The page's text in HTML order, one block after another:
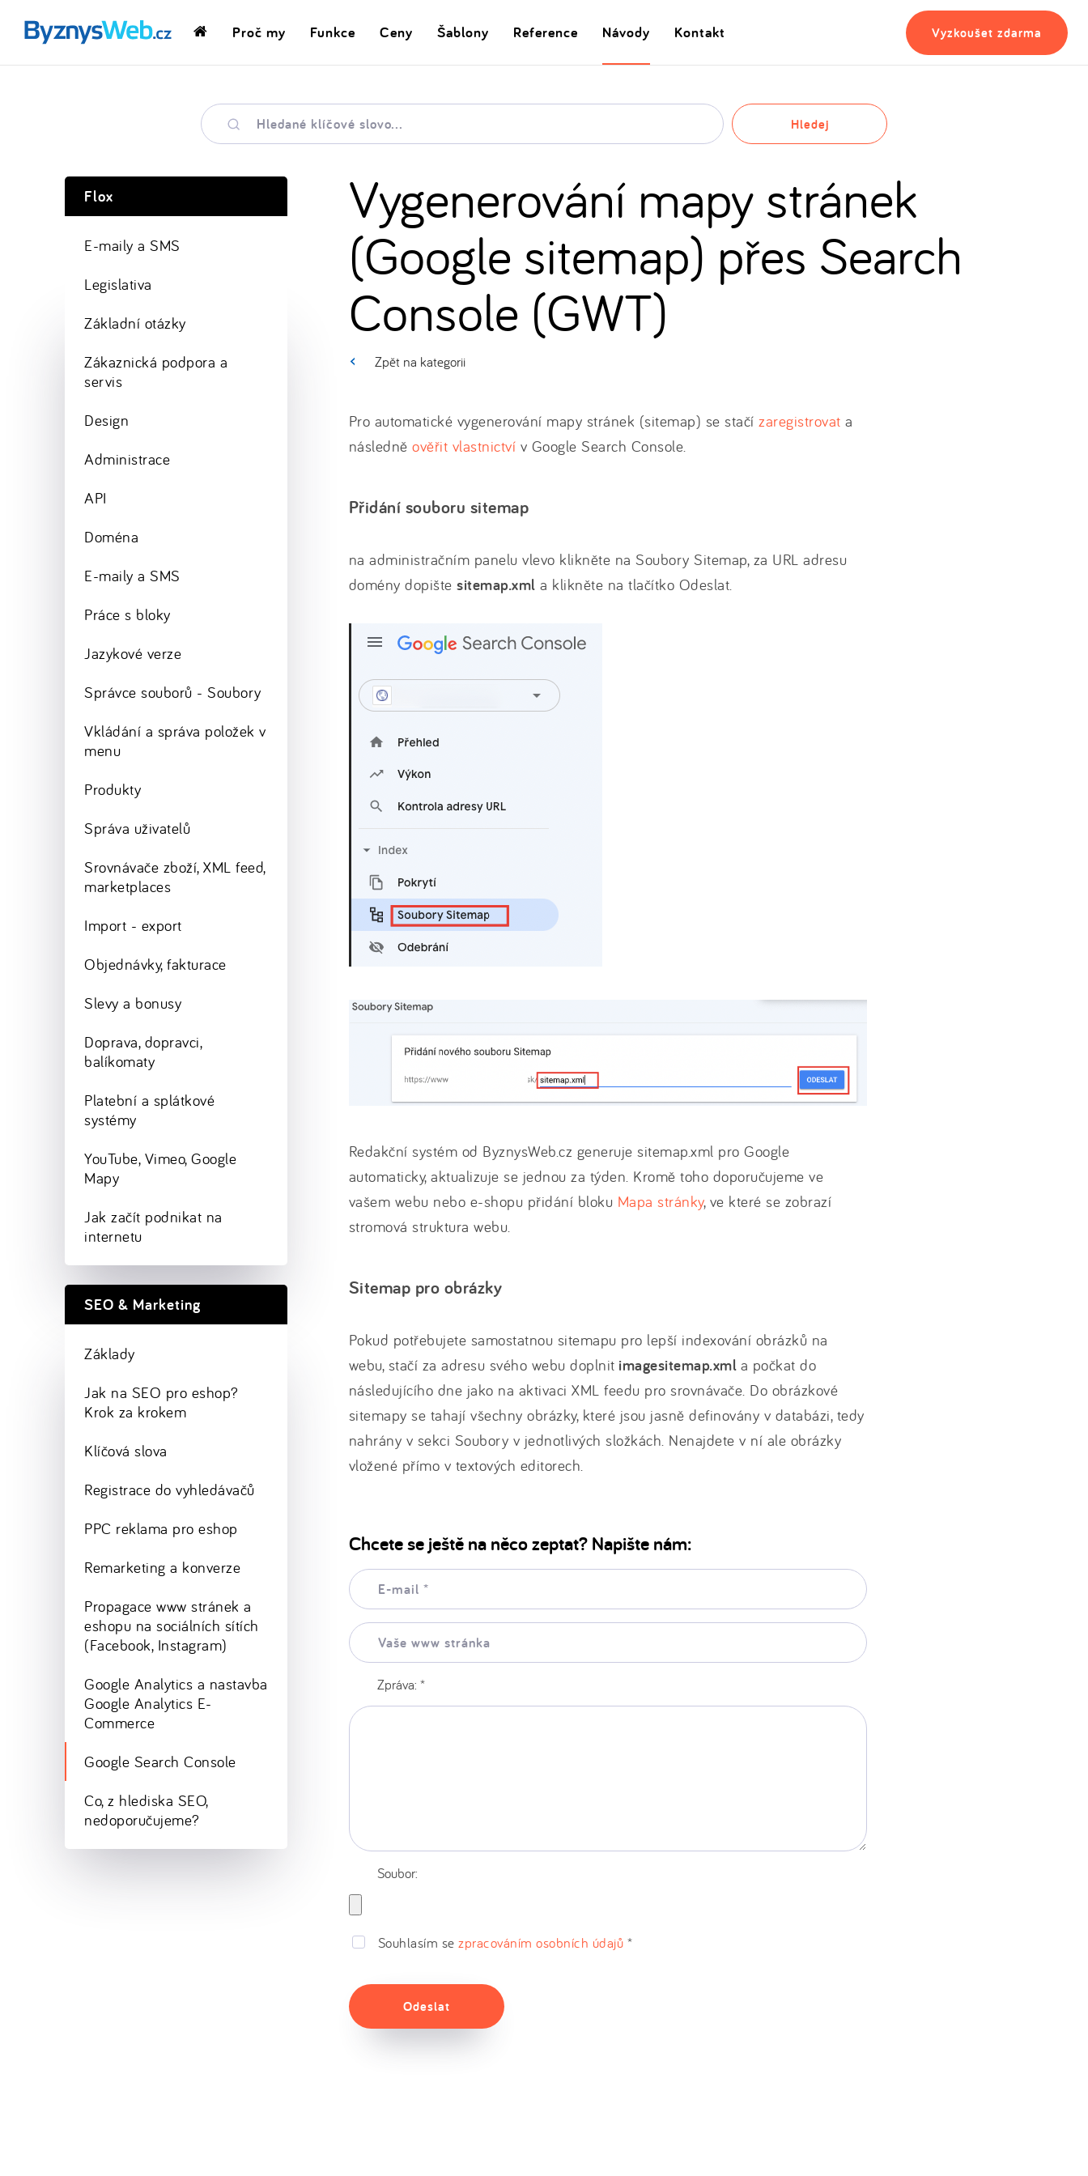
DomovskáProč my Funkce Ceny Šablony Reference Návody Kontakt Vyzkoušet zdarma
Hledané
klíčové
slovo
Hledej
Zpět na kategorii
Vygenerování mapy stránek
(Google sitemap) přes Search
Console (GWT)
Pro automatické vygenerování mapy stránek (sitemap) se stačízaregistrovat a
následněověřit vlastnictví v Google Search Console.
Přidání souboru sitemap
na administračním panelu vlevo klikněte na Soubory Sitemap, za URL adresu
domény dopištesitemap.xml a klikněte na tlačítko Odeslat.
Redakční systém od ByznysWeb.cz generuje sitemap.xml pro Google
automaticky, aktualizuje se jednou za týden. Kromě toho doporučujeme ve
vašem webu nebo e-shopu přidání bloku Mapa stránky, ve které se zobrazí
stromová struktura webu.
Sitemap pro obrázky
Pokud potřebujete samostatnou sitemapu pro lepší indexování obrázků na
webu, stačí za adresu svého webu doplnit imagesitemap.xml a počkat do
následujícího dne jako na aktivaci XML feedu pro srovnávače. Do obrázkové
sitemapy se tahají všechny obrázky, které jsou jasně definovány v databázi, tedy
nahrány v sekci Soubory v jednotlivých složkách. Nenajdete v ní ale obrázky
vložené přímo v textových editorech.
Chcete se ještě na něco zeptat? Napište nám:
E-
mail:
Vaše
www
stránka:
Zpráva: *
Soubor:
Souhlasím sezpracováním osobních údajů *
Odeslat
Flox
E-maily a SMS
Legislativa
Základní otázky
Zákaznická podpora a
servis
Design
Administrace
API
Doména
E-maily a SMS
Práce s bloky
Jazykové verze
Správce souborů - Soubory
Vkládání a správa položek v
menu
Produkty
Správa uživatelů
Srovnávače zboží, XML feed,
marketplaces
Import - export
Objednávky, fakturace
Slevy a bonusy
Doprava, dopravci,
balíkomaty
Platební a splátkové
systémy
YouTube, Vimeo, Google
Mapy
Jak začít podnikat na
internetu
SEO & Marketing
Základy
Jak na SEO pro eshop?
Krok za krokem
Klíčová slova
Registrace do vyhledávačů
PPC reklama pro eshop
Remarketing a konverze
Propagace www stránek a
eshopu na sociálních sítích
(Facebook, Instagram)
Google Analytics a nastavba
Google Analytics E-
Commerce
Google Search Console
Co, z hlediska SEO,
nedoporučujeme?